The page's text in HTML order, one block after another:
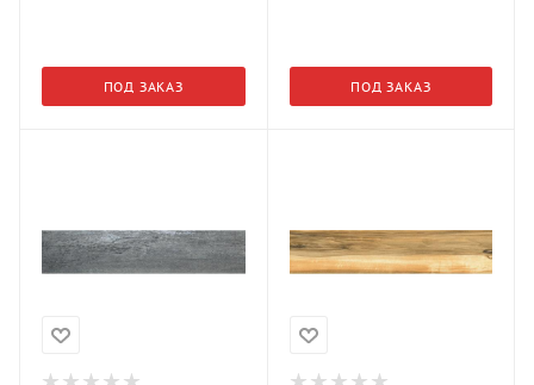
ПОД ЗАКАЗ ПОД ЗАКАЗ